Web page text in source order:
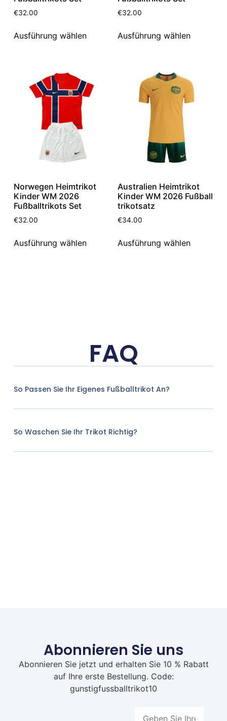
€32.00
Ausführung wählen
€32.00
Ausführung wählen
Norwegen Heimtrikot
Kinder WM 2026
Fußballtrikots Set
€32.00
Ausführung wählen
Australien Heimtrikot
Kinder WM 2026 Fußball
trikotsatz
€34.00
Ausführung wählen
FAQ
So Passen Sie Ihr Eigenes Fußballtrikot An?
So Waschen Sie Ihr Trikot Richtig?
Abonnieren Sie uns
Abonnieren Sie jetzt und erhalten Sie 10 % Rabatt
auf Ihre erste Bestellung. Code:
gunstigfussballtrikot10